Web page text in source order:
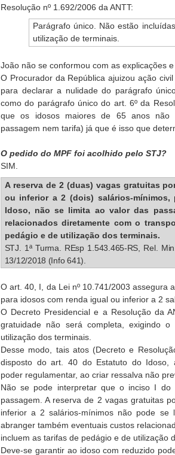
Resolução nº 1.692/2006 da ANTT:
Parágrafo único. Não estão
utilização de terminais.
João não se conformou com as explicações
O Procurador da República ajuizou ação
para declarar a nulidade do parágrafo
como do parágrafo único do art. 6º da
que os idosos maiores de 65 anos não
passagem nem tarifa) já que é isso que
O pedido do MPF foi acolhido pelo STJ?
SIM.
A reserva de 2 (duas) vagas gratuitas
ou inferior a 2 (dois) salários-
Idoso, não se limita ao valor das
relacionados diretamente com o
pedágio e de utilização dos terminais.
STJ. 1ª Turma. REsp 1.543.465-RS, Rel.
13/12/2018 (Info 641).
O art. 40, I, da Lei nº 10.741/2003 assegura
para idosos com renda igual ou inferior a 2
O Decreto Presidencial e a Resolução da
gratuidade não será completa, exigindo
utilização dos terminais.
Desse modo, tais atos (Decreto e
disposto do art. 40 do Estatuto do Idoso,
poder regulamentar, ao criar ressalva não
Não se pode interpretar que o inciso I
passagem. A reserva de 2 vagas gratuitas
inferior a 2 salários-mínimos não pode se
abranger também eventuais custos
incluem as tarifas de pedágio e de utilização
Deve-se garantir ao idoso com reduzido